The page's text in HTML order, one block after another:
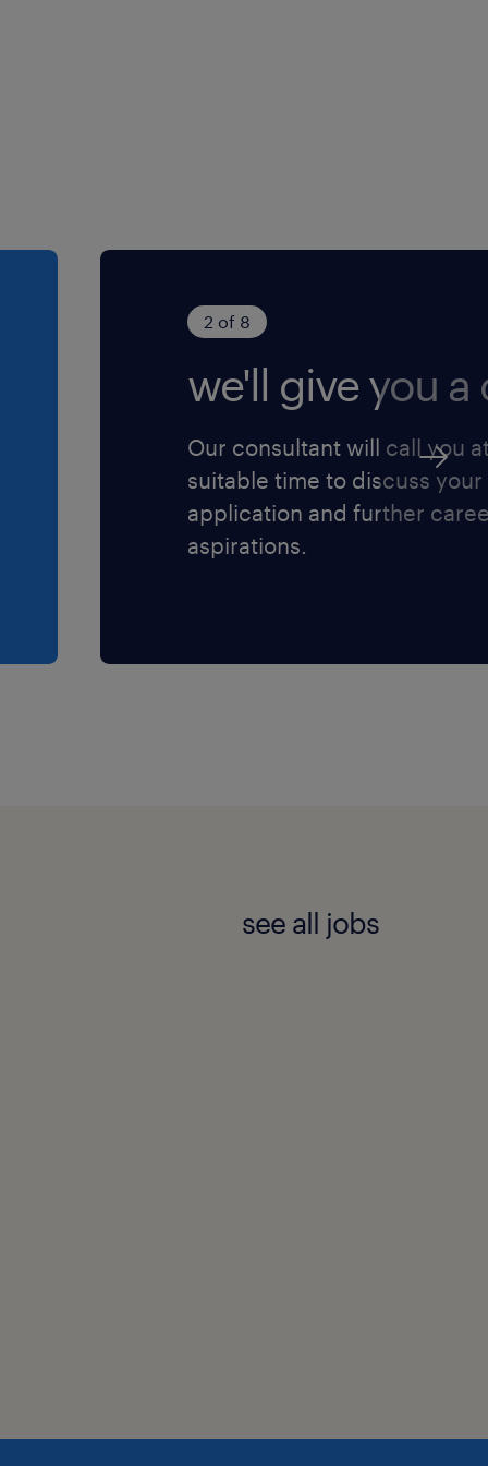
2 of 8
we'll give you a
Our consultant will call you
suitable time to discuss your
application and further
aspirations.
see all jobs